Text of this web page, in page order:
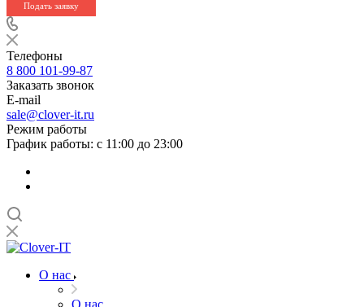
Подать заявку
Телефоны
8 800 101-99-87
Заказать звонок
E-mail
sale@clover-it.ru
Режим работы
График работы: с 11:00 до 23:00
О нас
О нас